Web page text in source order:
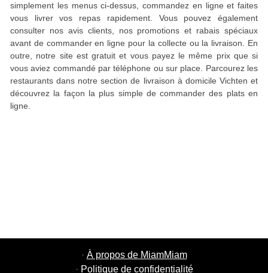
simplement les menus ci-dessus, commandez en ligne et faites
vous livrer vos repas rapidement. Vous pouvez également
consulter nos avis clients, nos promotions et rabais spéciaux
avant de commander en ligne pour la collecte ou la livraison. En
outre, notre site est gratuit et vous payez le même prix que si
vous aviez commandé par téléphone ou sur place. Parcourez les
restaurants dans notre section de livraison à domicile Vichten et
découvrez la façon la plus simple de commander des plats en
ligne.
· À propos de MiamMiam
· Politique de confidentialité